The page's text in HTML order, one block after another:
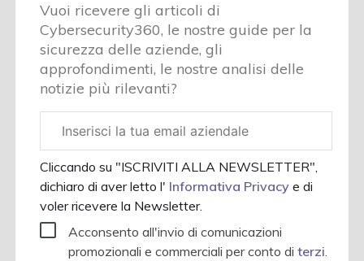
Vuoi ricevere gli articoli di
Cybersecurity360, le nostre guide per la
sicurezza delle aziende, gli
approfondimenti, le nostre analisi delle
notizie più rilevanti?
aziendale
Cliccando su "ISCRIVITI ALLA NEWSLETTER",
dichiaro di aver letto l' Informativa Privacye di
voler ricevere la Newsletter.
Acconsento all'invio di comunicazioni
promozionali e commerciali per conto diterzi.